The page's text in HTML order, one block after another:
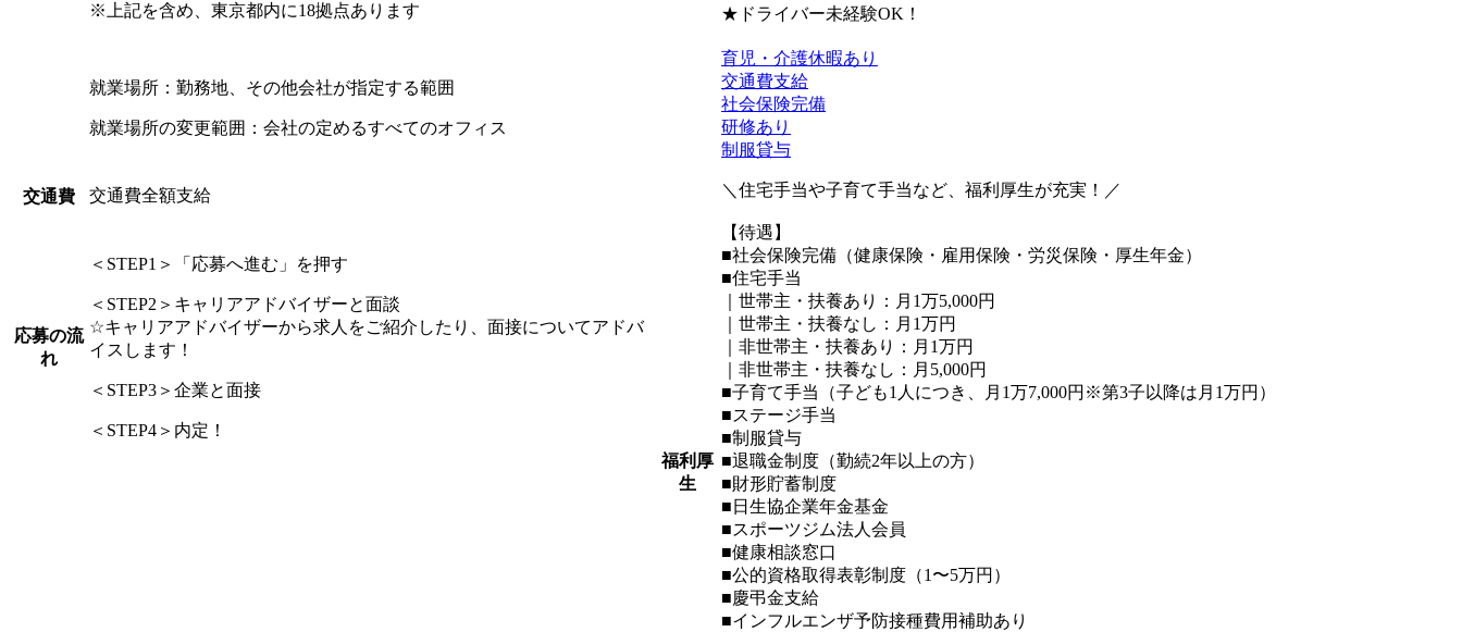
※上記を含め、東京都内に18拠点あります
就業場所：勤務地、その他会社が指定する範囲
就業場所の変更範囲：会社の定めるすべてのオフィス
交通費 交通費全額支給
応募の流
れ
＜STEP1＞「応募へ進む」を押す
＜STEP2＞キャリアアドバイザーと面談
☆キャリアアドバイザーから求人をご紹介したり、面接についてアドバ
イスします！
＜STEP3＞企業と面接
＜STEP4＞内定！
★ドライバー未経験OK！
福利厚
生
育児・介護休暇あり
交通費支給
社会保険完備
研修あり
制服貸与
＼住宅手当や子育て手当など、福利厚生が充実！／
【待遇】
■社会保険完備（健康保険・雇用保険・労災保険・厚生年金）
■住宅手当
｜世帯主・扶養あり：月1万5,000円
｜世帯主・扶養なし：月1万円
｜非世帯主・扶養あり：月1万円
｜非世帯主・扶養なし：月5,000円
■子育て手当（子ども1人につき、月1万7,000円※第3子以降は月1万円）
■ステージ手当
■制服貸与
■退職金制度（勤続2年以上の方）
■財形貯蓄制度
■日生協企業年金基金
■スポーツジム法人会員
■健康相談窓口
■公的資格取得表彰制度（1〜5万円）
■慶弔金支給
■インフルエンザ予防接種費用補助あり